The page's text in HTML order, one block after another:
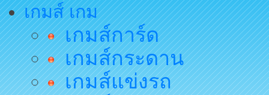
เกมส์ เกม
เกมส์การ์ด
เกมส์กระดาน
เกมส์แข่งรถ